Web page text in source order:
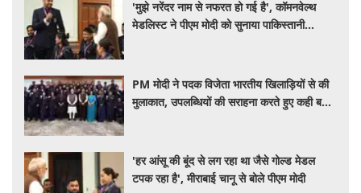
'मुझे नरेंदर नाम से नफरत हो गई है', कॉमनवेल्थ
मेडलिस्ट ने पीएम मोदी को सुनाया पाकिस्तानी
PM मोदी ने पदक विजेता भारतीय खिलाड़ियों से की
मुलाकात, उपलब्धियों की सराहना करते हुए कही बड़ी
'हर आंसू की बूंद से लग रहा था जैसे गोल्ड मेडल
टपक रहा है', मीराबाई चानू से बोले पीएम मोदी